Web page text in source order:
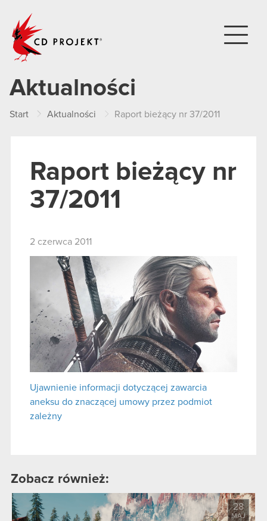
Aktualności
Start Aktualności Raport bieżący nr 37/2011
Raport bieżący nr
37/2011
2 czerwca 2011
Ujawnienie informacji dotyczącej zawarcia
aneksu do znaczącej umowy przez podmiot
zależny
Zobacz również:
28
MAJ